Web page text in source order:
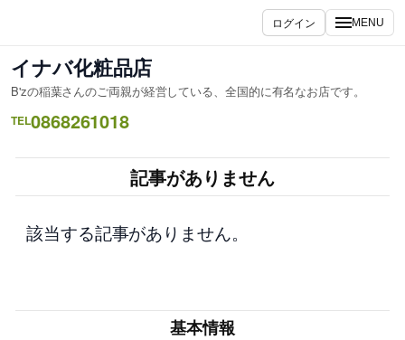
ス
キ
ッ
ログイン MENU
イナバ化粧品店
B'zの稲葉さんのご両親が経営している、全国的に有名なお店です。
TEL0868261018
記事がありません
該当する記事がありません。
基本情報